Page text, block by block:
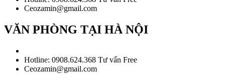
Ceozamin@gmail.com
VĂN PHÒNG TẠI HÀ NỘI
Hotline: 0908.624.368 Tư vấn Free
Ceozamin@gmail.com